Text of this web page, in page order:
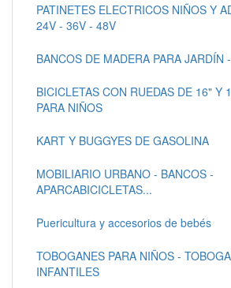
PATINETES ELECTRICOS NIÑOS Y
24V - 36V - 48V
BANCOS DE MADERA PARA JARDÍN
BICICLETAS CON RUEDAS DE 16" Y
PARA NIÑOS
KART Y BUGGYES DE GASOLINA
MOBILIARIO URBANO - BANCOS -
APARCABICICLETAS...
Puericultura y accesorios de bebés
TOBOGANES PARA NIÑOS -
INFANTILES